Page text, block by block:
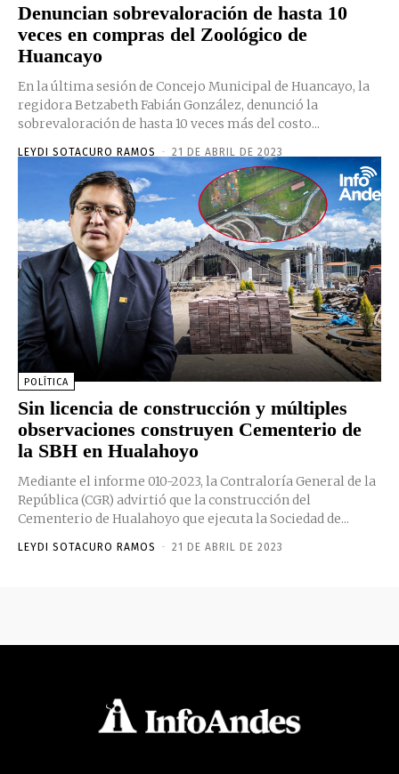
Denuncian sobrevaloración de hasta 10
veces en compras del Zoológico de
Huancayo
En la última sesión de Concejo Municipal de Huancayo, la
regidora Betzabeth Fabián González, denunció la
sobrevaloración de hasta 10 veces más del costo...
LEYDI SOTACURO RAMOS - 21 DE ABRIL DE 2023
POLÍTICA
Sin licencia de construcción y múltiples
observaciones construyen Cementerio de
la SBH en Hualahoyo
Mediante el informe 010-2023, la Contraloría General de la
República (CGR) advirtió que la construcción del
Cementerio de Hualahoyo que ejecuta la Sociedad de...
LEYDI SOTACURO RAMOS - 21 DE ABRIL DE 2023